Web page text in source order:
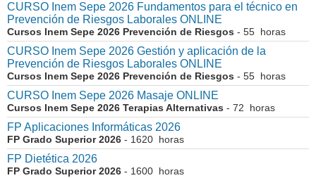
CURSO Inem Sepe 2026 Fundamentos para el técnico en
Prevención de Riesgos Laborales ONLINE
Cursos Inem Sepe 2026 Prevención de Riesgos - 55 horas
CURSO Inem Sepe 2026 Gestión y aplicación de la
Prevención de Riesgos Laborales ONLINE
Cursos Inem Sepe 2026 Prevención de Riesgos - 55 horas
CURSO Inem Sepe 2026 Masaje ONLINE
Cursos Inem Sepe 2026 Terapias Alternativas - 72 horas
FP Aplicaciones Informáticas 2026
FP Grado Superior 2026 - 1620 horas
FP Dietética 2026
FP Grado Superior 2026 - 1600 horas